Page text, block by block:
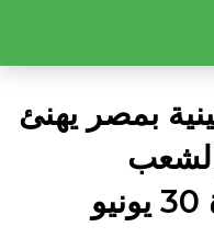
بمصر يهنئ